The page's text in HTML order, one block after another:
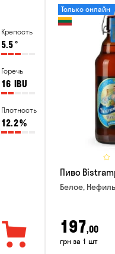
Крепость
5.5°
Горечь
16 IBU
Плотность
12.2%
Только онлайн
Пиво
Белое,
197,00
грн за 1 шт